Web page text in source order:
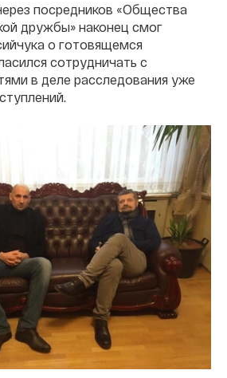
посредников «Общества
дружбы» наконец смог
о готовящемся
сотрудничать с
в деле расследования уже